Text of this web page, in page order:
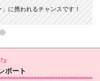
に携われるチャンスです！
ポート